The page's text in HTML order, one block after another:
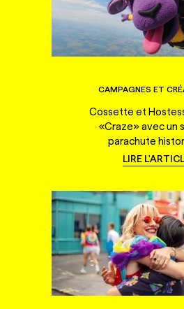
CAMPAGNES ET
Cossette et
«Craze» avec un
parachute
LIRE